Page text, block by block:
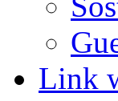
Link